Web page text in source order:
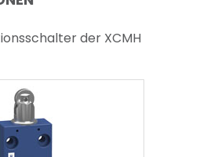
der XCMH